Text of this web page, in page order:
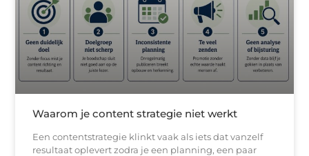
Waarom je content strategie niet werkt
Een contentstrategie klinkt vaak als iets dat vanzelf
resultaat oplevert zodra je een planning, een paar